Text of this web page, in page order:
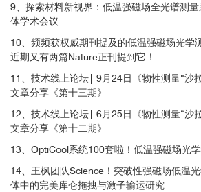
■ 超精准全开放强磁场低温光
子材料调控方面的应用
9、探索材料新视界：低温强磁场全光谱测
体学术会议
10、频频获权威期刊提及的低温强磁场光学
近期又有两篇Nature正刊提到它！
11、技术线上论坛| 9月24日《物性测量“
文章分享《第十三期》
12、技术线上论坛| 6月25日《物性测量“
文章分享《第十二期》
13、OptiCool系统100套啦！低温强磁场光
14、王枫团队Science！突破性强磁场低温
体中的完美库仑拖拽与激子输运研究